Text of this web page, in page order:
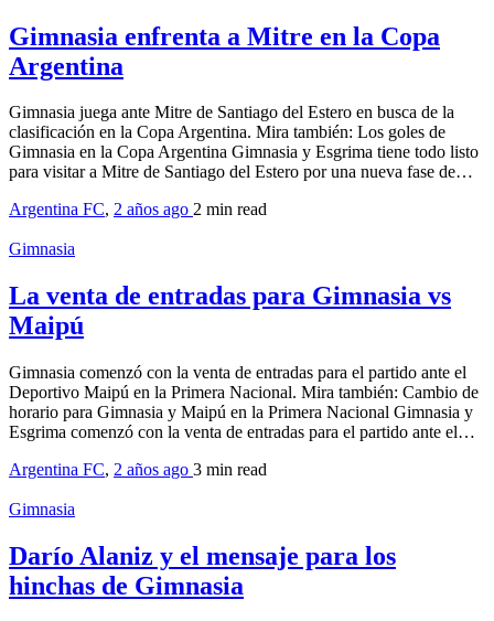
Gimnasia enfrenta a Mitre en la Copa
Argentina
Gimnasia juega ante Mitre de Santiago del Estero en busca de la
clasificación en la Copa Argentina. Mira también: Los goles de
Gimnasia en la Copa Argentina Gimnasia y Esgrima tiene todo listo
para visitar a Mitre de Santiago del Estero por una nueva fase de…
Argentina FC, 2 años ago 2 min read
Gimnasia
La venta de entradas para Gimnasia vs
Maipú
Gimnasia comenzó con la venta de entradas para el partido ante el
Deportivo Maipú en la Primera Nacional. Mira también: Cambio de
horario para Gimnasia y Maipú en la Primera Nacional Gimnasia y
Esgrima comenzó con la venta de entradas para el partido ante el…
Argentina FC, 2 años ago 3 min read
Gimnasia
Darío Alaniz y el mensaje para los
hinchas de Gimnasia